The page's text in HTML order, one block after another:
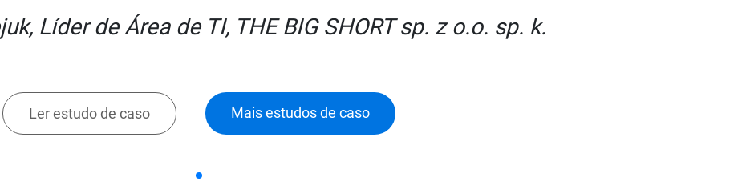
Líder de Área de TI, THE BIG SHORT sp. z o.o. sp. k.
Ler estudo de caso Mais estudos de caso